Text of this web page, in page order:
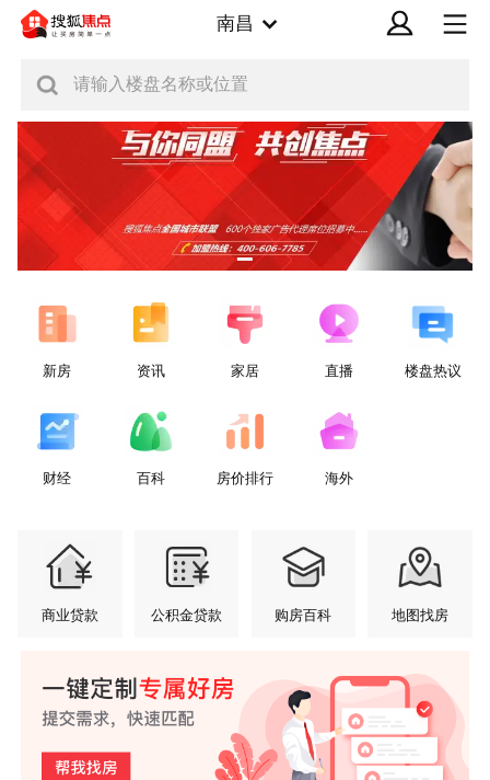
南昌
请输入楼盘名称或位置
新房 资讯 家居 直播 楼盘热议
财经 百科 房价排行 海外
商业贷款 公积金贷款 购房百科 地图找房